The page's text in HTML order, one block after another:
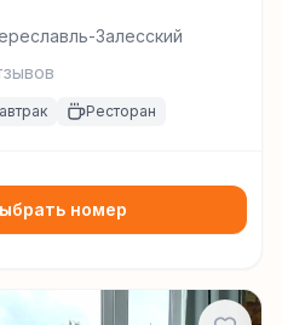
Залесский
Ресторан
номер